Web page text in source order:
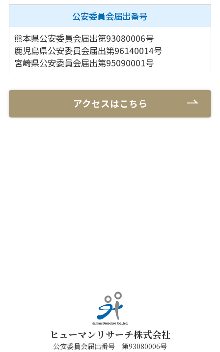
公安委員会届出番号
熊本県公安委員会届出第93080006号
鹿児島県公安委員会届出第96140014号
宮崎県公安委員会届出第95090001号
アクセスはこちら
ヒューマンリサーチ株式会社
公安委員会届出番号 第93080006号